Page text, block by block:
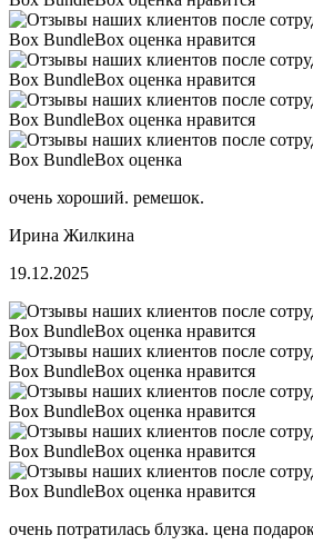
очень хороший. ремешок.
⁨Ирина Жилкина⁩
19.12.2025
очень потратилась блузка. цена